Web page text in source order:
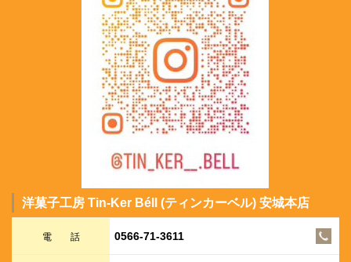
洋菓子工房 Tin-Ker Béll (ティンカーベル) 安城本店
電 話 0566-71-3611